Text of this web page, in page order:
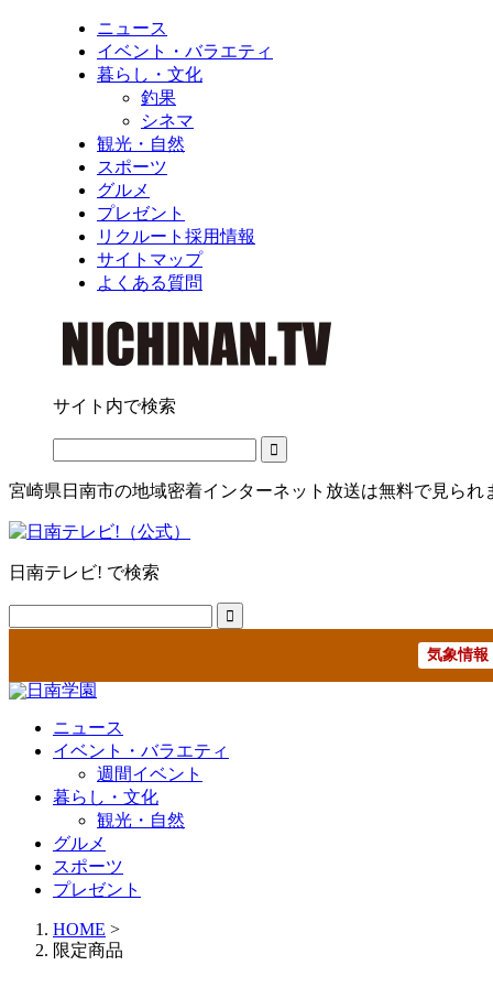
ニュース
イベント・バラエティ
暮らし・文化
釣果
シネマ
観光・自然
スポーツ
グルメ
プレゼント
リクルート採用情報
サイトマップ
よくある質問
サイト内で検索
宮崎県日南市の地域密着インターネット放送は無料で見られ
日南テレビ! で検索
気象情報
ニュース
イベント・バラエティ
週間イベント
暮らし・文化
観光・自然
グルメ
スポーツ
プレゼント
HOME >
限定商品